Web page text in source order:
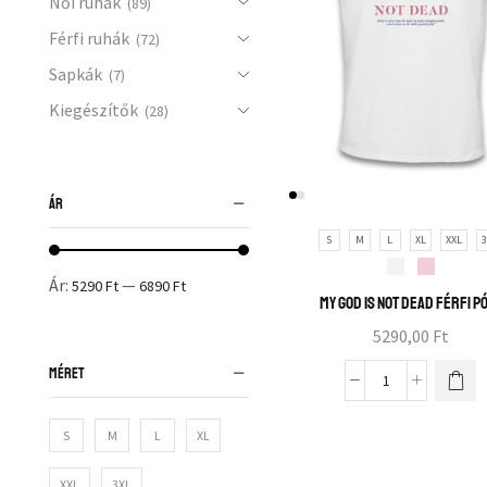
S M L XL XXL
My God is not dead férfi
5290,00 Ft
Férfi ruhák (72)
Sapkák (7)
Kiegészítők (28)
ÁR
Ár: 5290 Ft— 6890 Ft
MÉRET
S M L XL